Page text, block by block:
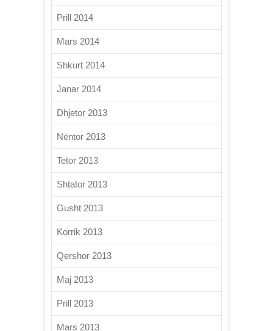
Prill 2014
Mars 2014
Shkurt 2014
Janar 2014
Dhjetor 2013
Nëntor 2013
Tetor 2013
Shtator 2013
Gusht 2013
Korrik 2013
Qershor 2013
Maj 2013
Prill 2013
Mars 2013